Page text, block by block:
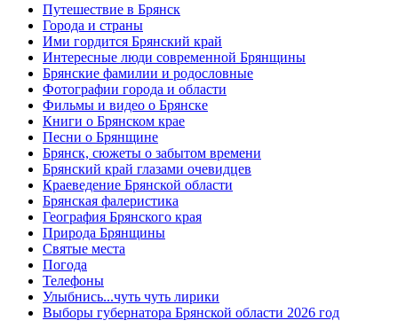
Путешествие в Брянск
Города и страны
Ими гордится Брянский край
Интересные люди современной Брянщины
Брянские фамилии и родословные
Фотографии города и области
Фильмы и видео о Брянске
Книги о Брянском крае
Песни о Брянщине
Брянск, сюжеты о забытом времени
Брянский край глазами очевидцев
Краеведение Брянской области
Брянская фалеристика
География Брянского края
Природа Брянщины
Святые места
Погода
Телефоны
Улыбнись...чуть чуть лирики
Выборы губернатора Брянской области 2026 год